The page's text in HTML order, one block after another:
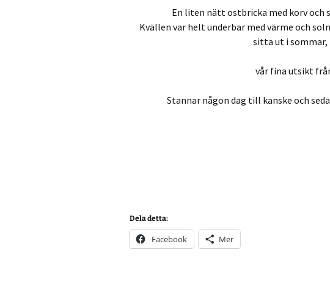
En liten nätt ostbricka med korv och
Kvällen var helt underbar med värme och
sitta ut i sommar,
vår fina utsikt
Stannar någon dag till kanske och
Dela detta:
Facebook Mer